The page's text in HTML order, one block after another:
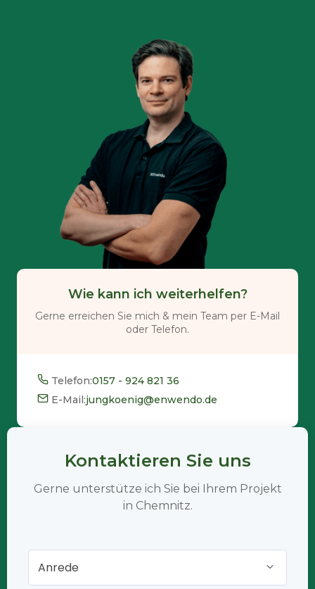
Wie kann ich weiterhelfen?
Gerne erreichen Sie mich & mein Team per E-Mail
oder Telefon.
Telefon:0157 - 924 821 36
E-Mail:jungkoenig@enwendo.de
Kontaktieren Sie uns
Gerne unterstütze ich Sie bei Ihrem Projekt
in Chemnitz.